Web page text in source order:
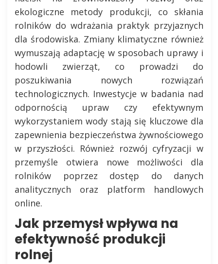
ekologiczne metody produkcji, co skłania
rolników do wdrażania praktyk przyjaznych
dla środowiska. Zmiany klimatyczne również
wymuszają adaptację w sposobach uprawy i
hodowli zwierząt, co prowadzi do
poszukiwania nowych rozwiązań
technologicznych. Inwestycje w badania nad
odpornością upraw czy efektywnym
wykorzystaniem wody stają się kluczowe dla
zapewnienia bezpieczeństwa żywnościowego
w przyszłości. Również rozwój cyfryzacji w
przemyśle otwiera nowe możliwości dla
rolników poprzez dostęp do danych
analitycznych oraz platform handlowych
online.
Jak przemysł wpływa na
efektywność produkcji
rolnej